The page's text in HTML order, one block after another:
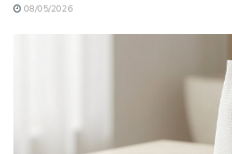
08/05/2026